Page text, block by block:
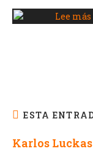
ESTA
Karlos Luckas